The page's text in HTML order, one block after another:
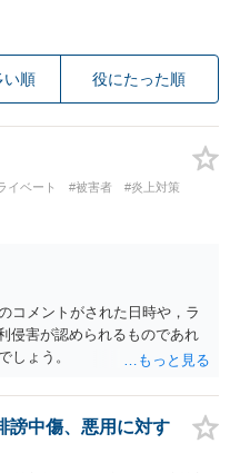
い順 役にたった順
イベート #被害者
#炎上対策
コメントがされた日時や，ラ
侵害が認められるものであれ
しょう。
謗中傷、悪用に対す